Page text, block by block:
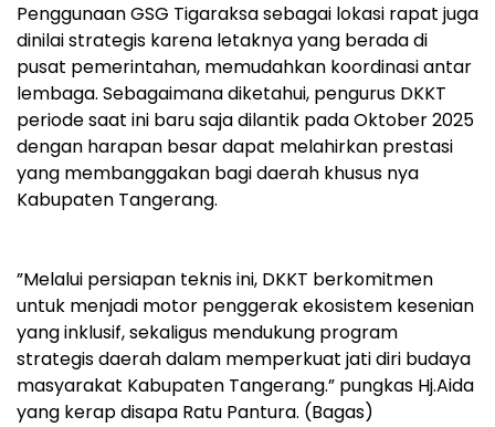
‎Penggunaan GSG Tigaraksa sebagai lokasi rapat juga
dinilai strategis karena letaknya yang berada di
pusat pemerintahan, memudahkan koordinasi antar
lembaga. Sebagaimana diketahui, pengurus DKKT
periode saat ini baru saja dilantik pada Oktober 2025
dengan harapan besar dapat melahirkan prestasi
yang membanggakan bagi daerah khusus nya
Kabupaten Tangerang.
‎”Melalui persiapan teknis ini, DKKT berkomitmen
untuk menjadi motor penggerak ekosistem kesenian
yang inklusif, sekaligus mendukung program
strategis daerah dalam memperkuat jati diri budaya
masyarakat Kabupaten Tangerang.” pungkas Hj.Aida
yang kerap disapa Ratu Pantura. (Bagas)